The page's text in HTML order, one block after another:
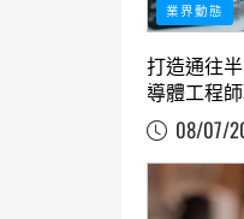
業界動態
打造通往
導體工程師
08/07/